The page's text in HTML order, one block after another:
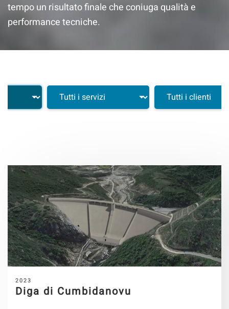
tempo un risultato finale che coniuga qualità e
performance tecniche.
2023
Diga di Cumbidanovu